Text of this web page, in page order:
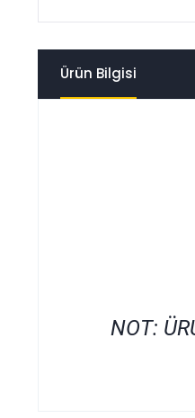
Ürün Bilgisi
NOT: